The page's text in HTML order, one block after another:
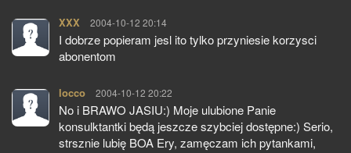
XXX pisze:
2004-10-12 20:14
I dobrze popieram jesl ito tylko przyniesie korzysci
abonentom
locco pisze:
2004-10-12 20:22
No i BRAWO JASIU:) Moje ulubione Panie
konsulktantki będą jeszcze szybciej dostępne:) Serio,
strsznie lubię BOA Ery, zamęczam ich pytankami,